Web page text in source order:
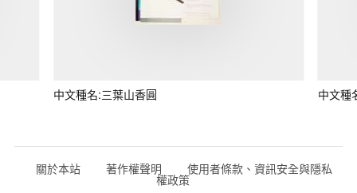
中文種名:三葉山香圓 中文種
關於本站 著作權聲明 使用者條款、資訊安全與隱私
權政策